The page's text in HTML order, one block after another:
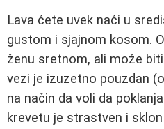
Lava ćete uvek naći u
gustom i sjajnom kosom.
ženu sretnom, ali može
vezi je izuzetno pouzdan
na način da voli da
krevetu je strastven i